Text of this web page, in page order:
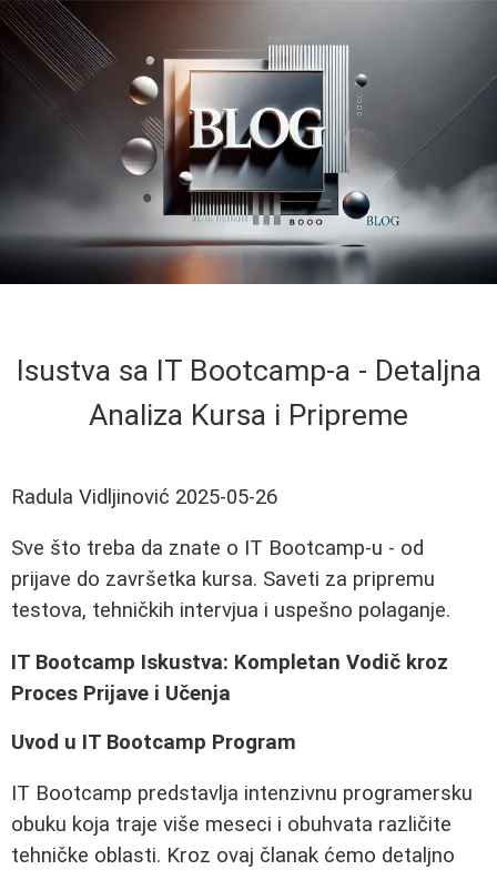
Isustva sa IT Bootcamp-a - Detaljna
Analiza Kursa i Pripreme
Radula Vidljinović 2025-05-26
Sve što treba da znate o IT Bootcamp-u - od
prijave do završetka kursa. Saveti za pripremu
testova, tehničkih intervjua i uspešno polaganje.
IT Bootcamp Iskustva: Kompletan Vodič kroz
Proces Prijave i Učenja
Uvod u IT Bootcamp Program
IT Bootcamp predstavlja intenzivnu programersku
obuku koja traje više meseci i obuhvata različite
tehničke oblasti. Kroz ovaj članak ćemo detaljno